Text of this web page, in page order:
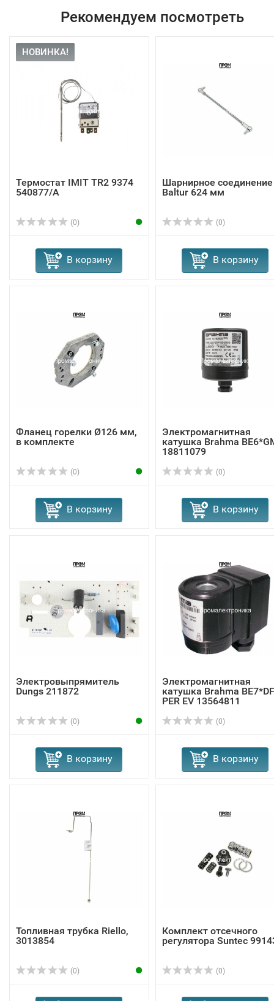
Рекомендуем посмотреть
НОВИНКА!
Термостат IMIT TR2 9374
540877/A
(0)
В корзину
Шарнирное соединение
Baltur 624 мм
(0)
В корзину
Фланец горелки Ø126 мм,
в комплекте
(0)
В корзину
Электромагнитная
катушка Brahma
18811079
(0)
В корзину
Электровыпрямитель
Dungs 211872
(0)
В корзину
Электромагнитная
катушка Brahma
PER EV 13564811
(0)
В корзину
Топливная трубка Riello,
3013854
(0)
Комплект отсечного
регулятора Suntec
(0)